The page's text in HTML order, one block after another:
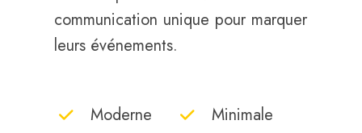
communication unique pour marquer
leurs événements.
Moderne Minimale